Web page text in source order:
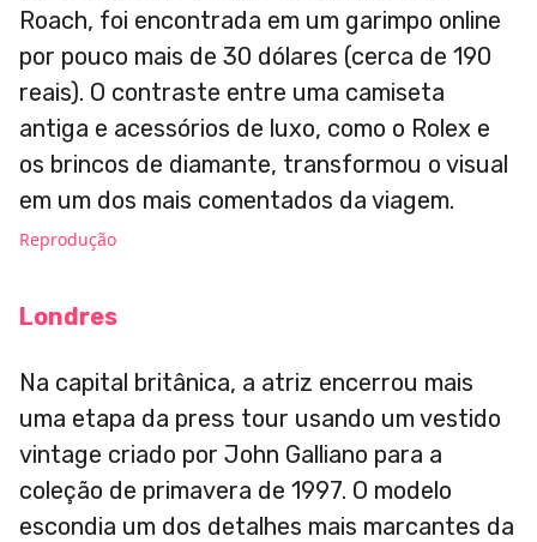
Roach, foi encontrada em um garimpo online
por pouco mais de 30 dólares (cerca de 190
reais). O contraste entre uma camiseta
antiga e acessórios de luxo, como o Rolex e
os brincos de diamante, transformou o visual
em um dos mais comentados da viagem.
Reprodução
Londres
Na capital britânica, a atriz encerrou mais
uma etapa da press tour usando um vestido
vintage criado por John Galliano para a
coleção de primavera de 1997. O modelo
escondia um dos detalhes mais marcantes da